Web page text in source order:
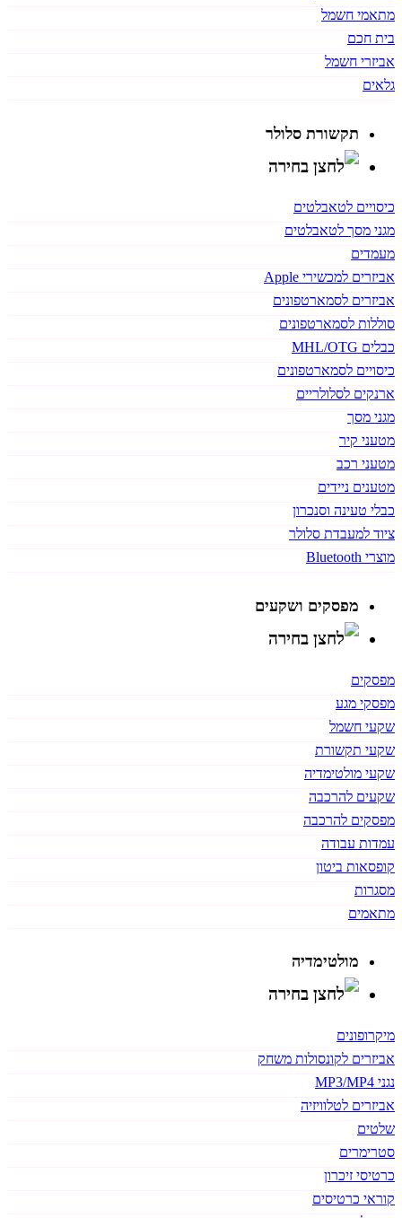
מתאמי חשמל
בית חכם
אביזרי חשמל
גלאים
תקשורת סלולר
כיסויים לטאבלטים
מגני מסך לטאבלטים
מעמדים
אביזרים למכשירי Apple
אביזרים לסמארטפונים
סוללות לסמארטפונים
כבלים MHL/OTG
כיסויים לסמארטפונים
ארנקים לסלולריים
מגני מסך
מטעני קיר
מטעני רכב
מטענים ניידים
כבלי טעינה וסנכרון
ציוד למעבדת סלולר
מוצרי Bluetooth
מפסקים ושקעים
מפסקים
מפסקי מגע
שקעי חשמל
שקעי תקשורת
שקעי מולטימדיה
שקעים להרכבה
מפסקים להרכבה
עמדות עבודה
קופסאות ביטון
מסגרות
מתאמים
מולטימדיה
מיקרופונים
אביזרים לקונסולות משחק
נגני MP3/MP4
אביזרים לטלוויזיה
שלטים
סטרימרים
כרטיסי זיכרון
קוראי כרטיסים